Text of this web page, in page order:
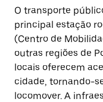
O transporte
principal estação
(Centro de
outras regiões de
locais oferecem
cidade, tornando-
locomover. A